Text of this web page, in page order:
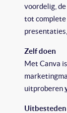
voordelig,
tot complete
Zelf doen
Met Canva
uitproberen
Uitbesteden